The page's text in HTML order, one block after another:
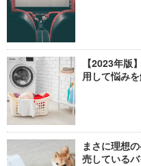
【2023年版
用して悩み
まさに理想
売している